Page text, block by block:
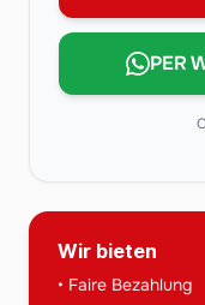
PER
Wir bieten
• Faire Bezahlung